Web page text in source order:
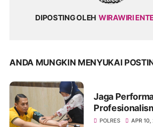
DIPOSTING OLEH WIRAWIRI
ANDA MUNGKIN MENYUKAI
Jaga
Polda Jatim
POLRES APR